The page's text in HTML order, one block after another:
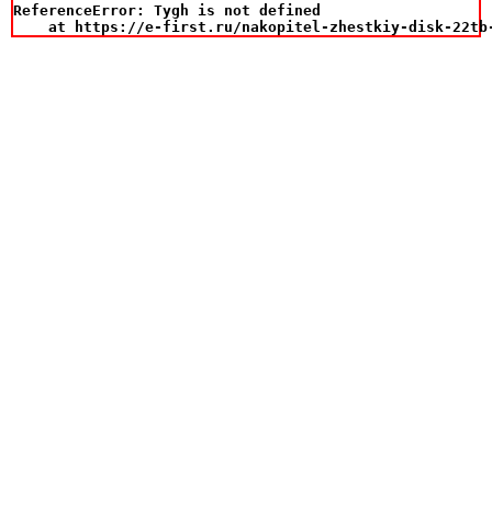
ReferenceError: Tygh is not defined
at https://e-first.ru/nakopitel-zhestkiy-disk-